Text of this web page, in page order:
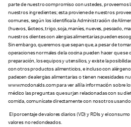
parte de nuestro compromiso con ustedes, proveemos
nuestros ingredientes; esta proviene de nuestros
comunes, según los identifica la Administración de
(huevos, lácteos, trigo, soja, maníes, nueves, pescado,
nuestros clientes con alergias alimentarias pueden
Sin embargo, queremos que sepan que, a pesar de
operaciones normales de la cocina pueden hacer que se
preparación, los equipos y utensilios, y existe la
con otros productos alimenticios, e incluso con
padecen de alergias alimentarias o tienen necesidades
www.mcdonalds.com para ver allí la información sobre
médico las preguntas que surjan relacionadas con su
comida, comunícate directamente con nosotros
El porcentaje de valores diarios (VD) y RDIs y el
valores no redondeados.